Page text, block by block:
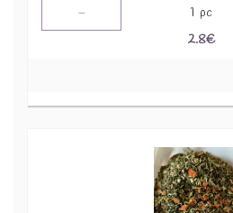
- 1 pc
2.8€